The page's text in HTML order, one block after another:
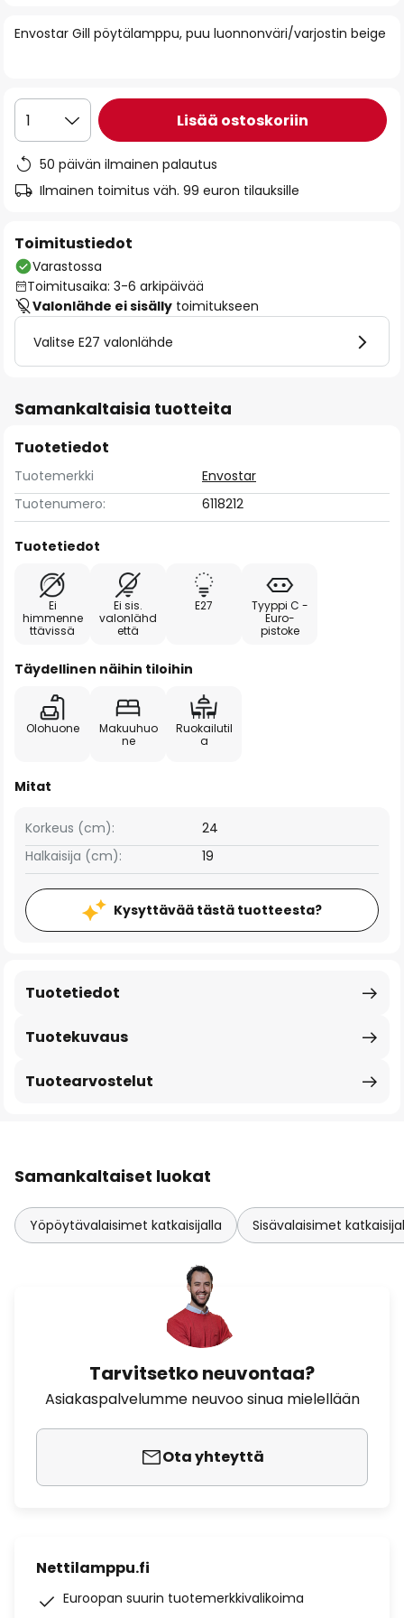
the
Envostar Gill pöytälamppu, puu luonnonväri/varjostin beige
1 Lisää ostoskoriin
50 päivän ilmainen palautus
Ilmainen toimitus väh. 99 euron tilauksille
Toimitustiedot
Varastossa
Toimitusaika: 3-6 arkipäivää
Valonlähde ei sisälly toimitukseen
Valitse E27 valonlähde
Samankaltaisia tuotteita
Tuotetiedot
Tuotemerkki
Envostar
Tuotenumero:
6118212
Tuotetiedot
Ei
himmenne
ttävissä
Ei sis.
valonlähd
että
E27
Tyyppi C -
Euro-
pistoke
Täydellinen näihin tiloihin
Olohuone
Makuuhuo
ne
Ruokailutil
a
Mitat
Korkeus (cm):
24
Halkaisija (cm):
19
Kysyttävää tästä tuotteesta?
Tuotekuvaus
Tuotetiedot
Tuotearvostelut
Samankaltaiset luokat
Yöpöytävalaisimet katkaisijalla Sisävalaisimet
Tarvitsetko neuvontaa?
Asiakaspalvelumme neuvoo sinua mielellään
Ota yhteyttä
Nettilamppu.fi
Euroopan suurin tuotemerkkivalikoima